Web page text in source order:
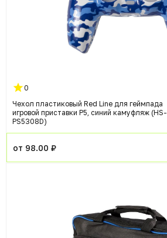
0
Чехол пластиковый Red Line для геймпада
игровой приставки P5, синий камуфляж (HS-
PS5308D)
от 98.00 ₽